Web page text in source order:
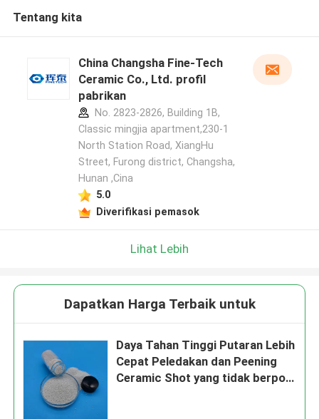
Tentang kita
China Changsha Fine-Tech
Ceramic Co., Ltd. profil
pabrikan
No. 2823-2826, Building 1B,
Classic mingjia apartment,230-1
North Station Road, XiangHu
Street, Furong district, Changsha,
Hunan ,Cina
5.0
Diverifikasi pemasok
Lihat Lebih
Dapatkan Harga Terbaik untuk
Daya Tahan Tinggi Putaran Lebih
Cepat Peledakan dan Peening
Ceramic Shot yang tidak berpori